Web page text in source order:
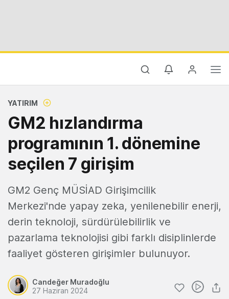
YATIRIM
GM2 hızlandırma
programının 1. dönemine
seçilen 7 girişim
GM2 Genç MÜSİAD Girişimcilik
Merkezi'nde yapay zeka, yenilenebilir enerji,
derin teknoloji, sürdürülebilirlik ve
pazarlama teknolojisi gibi farklı disiplinlerde
faaliyet gösteren girişimler bulunuyor.
Candeğer Muradoğlu
27 Haziran 2024